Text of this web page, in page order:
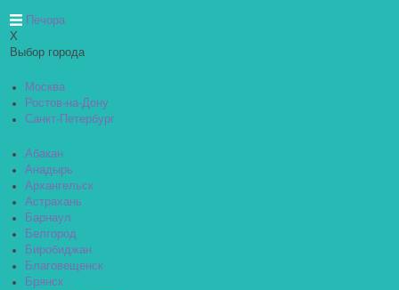
Печора
X
Выбор города
Москва
Ростов-на-Дону
Санкт-Петербург
Абакан
Анадырь
Архангельск
Астрахань
Барнаул
Белгород
Биробиджан
Благовещенск
Брянск